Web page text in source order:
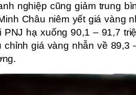
nghiệp cũng giảm trung
Châu niêm yết giá vàng
PNJ hạ xuống 90,1 – 91,7
giá vàng nhẫn về 89,3